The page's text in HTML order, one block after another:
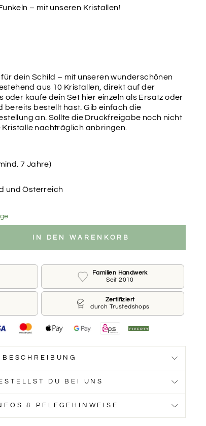
– mit unseren Kristallen!
dein Schild – mit unseren wunderschönen
aus 10 Kristallen, direkt auf der
oder kaufe dein Set hier einzeln als Ersatz oder
bereits bestellt hast. Gib einfach die
an. Sollte die Druckfreigabe noch nicht
Kristalle nachträglich anbringen.
7 Jahre)
und Österreich
IN DEN WARENKORB
Familien Handwerk
Seit 2010
Zertifiziert
durch Trustedshops
BESCHREIBUNG
DU BEI UNS
& PFLEGEHINWEISE